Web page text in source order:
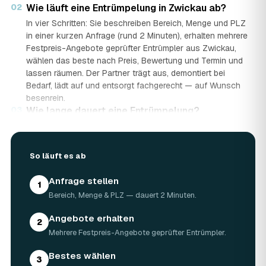
02 Wie läuft eine Entrümpelung in Zwickau ab?
In vier Schritten: Sie beschreiben Bereich, Menge und PLZ
in einer kurzen Anfrage (rund 2 Minuten), erhalten mehrere
Festpreis-Angebote geprüfter Entrümpler aus Zwickau,
wählen das beste nach Preis, Bewertung und Termin und
lassen räumen. Der Partner trägt aus, demontiert bei
Bedarf, lädt auf und entsorgt fachgerecht — auf Wunsch
besenrein.
Wie lange dauert eine Entrümpelung?
eine komplette Wohnung oder ein Haus in Zwickau kann
schon innerhalb weniger Tage, bei akuten Fällen wie einer
Messie-Wohnung auch kurzfristig.
Welche Gegenstände werden bei der
Entrümpelung entsorgt?
Mitgenommen wird praktisch der gesamte Hausrat: Möbel,
sowie Keller- und Dachbodengerümpel. Sondermüll und
So läuft es ab
1 Anfrage stellen
Bereich, Menge & PLZ — dauert 2 Minuten.
2 Angebote erhalten
Mehrere Festpreis-Angebote geprüfter Entrümpler.
3 Bestes wählen